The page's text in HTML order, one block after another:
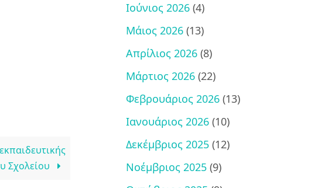
Σχολείου
Ιούνιος 2026 (4)
Μάιος 2026 (13)
Απρίλιος 2026 (8)
Μάρτιος 2026 (22)
Φεβρουάριος 2026 (13)
Ιανουάριος 2026 (10)
Δεκέμβριος 2025 (12)
Νοέμβριος 2025 (9)